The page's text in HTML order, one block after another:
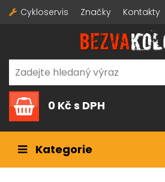
Cykloservis Značky Kontakty
0 Kčs DPH
Kategorie